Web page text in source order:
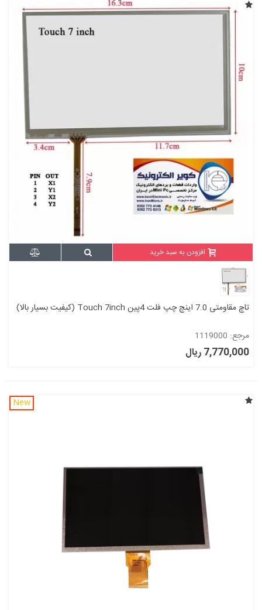
افزودن به سبد خرید
تاچ مقاومتی 7.0 اینچ چپ فلت 4پین Touch 7inch (کیفیت بسیار بالا)
مرجع: 1119000
7,770,000 ریال
New